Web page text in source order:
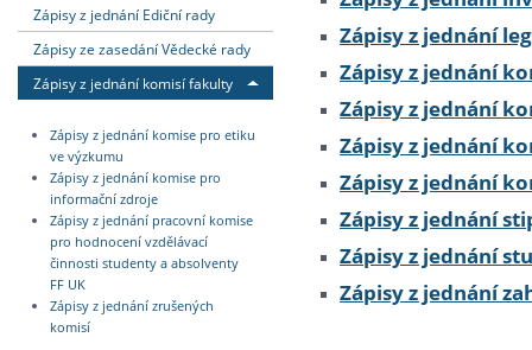
Zápisy z jednání Ediční rady
Zápisy ze zasedání Vědecké rady
Zápisy z jednání komisí fakulty
Zápisy z jednání komise pro etiku
ve výzkumu
Zápisy z jednání komise pro
informační zdroje
Zápisy z jednání pracovní komise
pro hodnocení vzdělávací
činnosti studenty a absolventy
FF UK
Zápisy z jednání zrušených
komisí
Zápisy z jednání
Zápisy z jednání
Zápisy z jednání
Zápisy z jednání
Zápisy z jednání
Zápisy z jednání
Zápisy z jednání
Zápisy z jednání